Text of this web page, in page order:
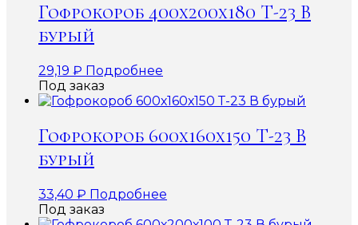
Гофрокороб 400х200х180 Т-23 В
бурый
29,19 ₽ Подробнее
Под заказ
Гофрокороб 600х160х150 Т-23 В
бурый
33,40 ₽ Подробнее
Под заказ